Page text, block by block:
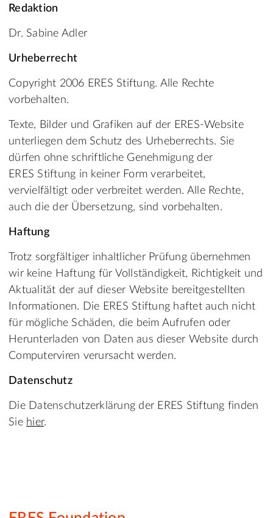
Redaktion
Dr. Sabine Adler
Urheberrecht
Copyright 2006 ERES Stiftung. Alle Rechte
vorbehalten.
Texte, Bilder und Grafiken auf der ERES-Website
unterliegen dem Schutz des Urheberrechts. Sie
dürfen ohne schriftliche Genehmigung der
ERES Stiftung in keiner Form verarbeitet,
vervielfältigt oder verbreitet werden. Alle Rechte,
auch die der Übersetzung, sind vorbehalten.
Haftung
Trotz sorgfältiger inhaltlicher Prüfung übernehmen
wir keine Haftung für Vollständigkeit, Richtigkeit und
Aktualität der auf dieser Website bereitgestellten
Informationen. Die ERES Stiftung haftet auch nicht
für mögliche Schäden, die beim Aufrufen oder
Herunterladen von Daten aus dieser Website durch
Computerviren verursacht werden.
Datenschutz
Die Datenschutzerklärung der ERES Stiftung finden
Sie hier.